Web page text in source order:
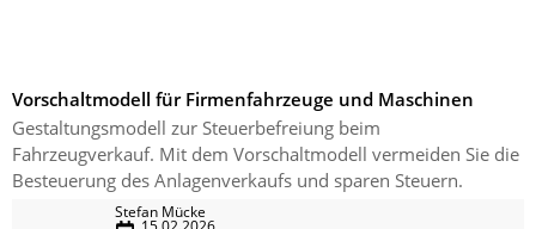
Vorschaltmodell für Firmenfahrzeuge und Maschinen
Gestaltungsmodell zur Steuerbefreiung beim
Fahrzeugverkauf. Mit dem Vorschaltmodell vermeiden Sie die
Besteuerung des Anlagenverkaufs und sparen Steuern.
Stefan Mücke